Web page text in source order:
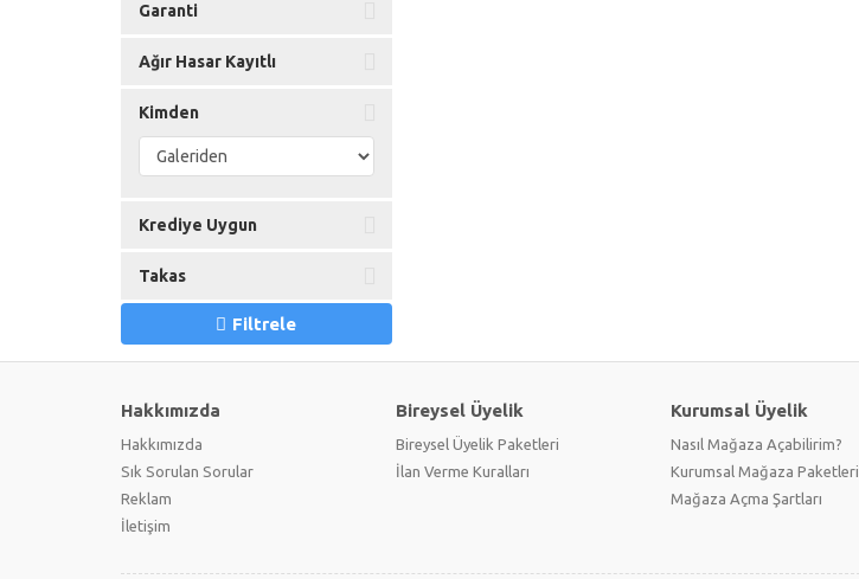
Garanti
Ağır Hasar Kayıtlı
Kimden
Krediye Uygun
Takas
Filtrele
Hakkımızda
Hakkımızda
Sık Sorulan Sorular
Reklam
İletişim
Bireysel Üyelik
Bireysel Üyelik Paketleri
İlan Verme Kuralları
Kurumsal Üyelik
Nasıl Mağaza Açabilirim?
Kurumsal Mağaza Paketleri
Mağaza Açma Şartları